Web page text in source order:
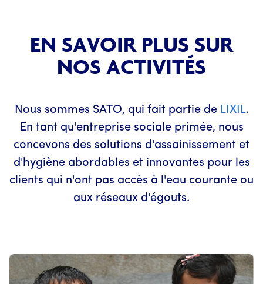
EN SAVOIR PLUS SUR
NOS ACTIVITÉS
Nous sommes SATO, qui fait partie de LIXIL.
En tant qu'entreprise sociale primée, nous
concevons des solutions d'assainissement et
d'hygiène abordables et innovantes pour les
clients qui n'ont pas accès à l'eau courante ou
aux réseaux d'égouts.